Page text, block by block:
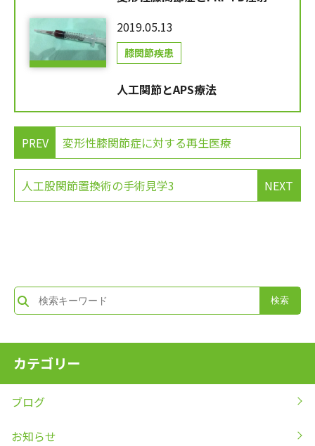
2019.05.13
膝関節疾患
人工関節とAPS療法
PREV 変形性膝関節症に対する再生医療
NEXT
人工股関節置換術の手術見学3
カテゴリー
ブログ
お知らせ